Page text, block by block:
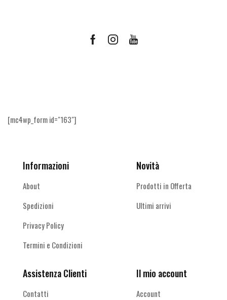
FacebookInstagramYoutube
[mc4wp_form id="163"]
Informazioni
About
Spedizioni
Privacy Policy
Termini e Condizioni
Novità
Prodotti in Offerta
Ultimi arrivi
Assistenza Clienti
Contatti
Il mio account
Account